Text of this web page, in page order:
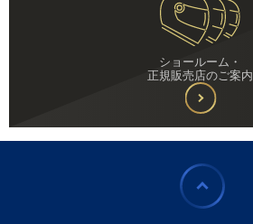
ショールーム・
正規販売店のご案内